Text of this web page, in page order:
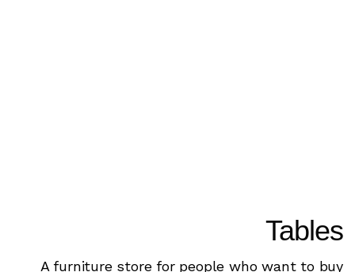
Tables
A furniture store for people who want to buy